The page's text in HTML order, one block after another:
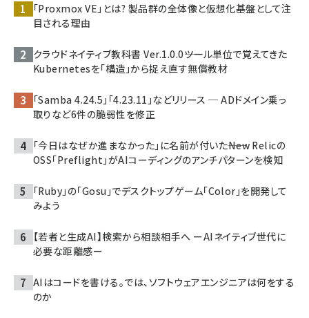
「Proxmox VE」とは? 製品群の全体像と仮想化基盤として注
目される理由
クラウドネイティブ教科書 Ver.1.0.0――ツール単位で覚えてきた
Kubernetesを「構造」から捉え直す無償教材
「Samba 4.24.5」「4.23.11」などリリース ─ ADドメイン乗っ
取りなど6件の脆弱性を修正
「今日はなぜか進まなかった」に名前が付いた――New Relicの
OSS「Preflight」がAIコーディングのアンチパターンを検知
「Ruby」の「Gosu」でデスクトップゲーム「Color」を開発して
みよう
【若者と生成AI】検索から相談相手へ ーAIネイティブ世代に
必要な距離感ー
AIはコードを書ける。では、ソフトウェアエンジニアは何をする
のか